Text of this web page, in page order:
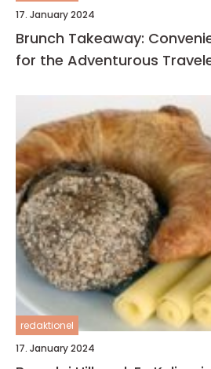
17. January 2024
Brunch Takeaway:
for the Adventurous
redaktionel
17. January 2024